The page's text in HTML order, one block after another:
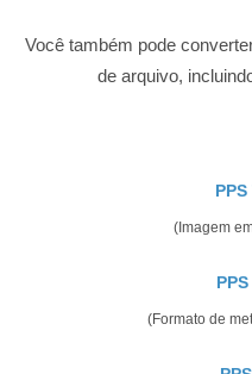
Você também pode
de arquivo,
(Imagem
(Formato de